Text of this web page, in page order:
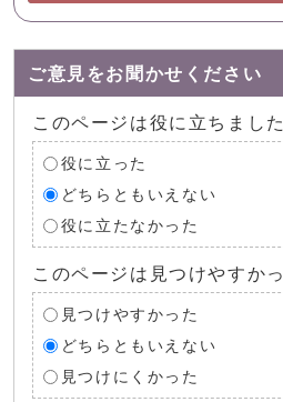
ご意見をお聞かせください
このページは役に立ちまし
役に立った
どちらともいえない
役に立たなかった
このページは見つけやすか
見つけやすかった
どちらともいえない
見つけにくかった